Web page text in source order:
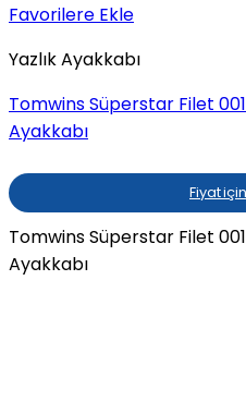
Favorilere Ekle
Yazlık Ayakkabı
Tomwins Süperstar Filet
Ayakkabı
Fiyat
Tomwins Süperstar Filet
Ayakkabı